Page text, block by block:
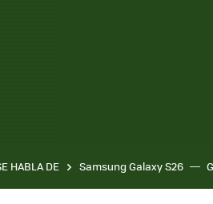
HABLA DE Samsung Galaxy S26